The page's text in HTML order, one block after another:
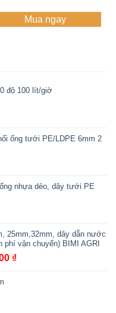
từ
Mua ngay
độ 100 lít/giờ
ống tưới PE/LDPE 6mm 2
nhựa dẻo, dây tưới PE
₫
25mm,32mm, dây dẫn nước
phí vận chuyển) BIMI AGRI
₫Khoảng